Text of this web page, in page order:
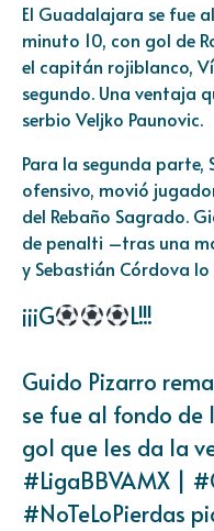
El Guadalajara se fue
minuto 10, con gol de
el capitán rojiblanco,
segundo. Una ventaja
serbio Veljko Paunovic.
Para la segunda
ofensivo, movió
del Rebaño Sagrado.
de penalti –tras una
y Sebastián Córdova lo
¡¡¡G L!!!
Guido Pizarro
se fue al fondo de
gol que les da la
#LigaBBVAMX |
#NoTeLoPierdas